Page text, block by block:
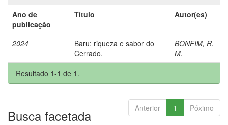
Ano de
publicação
Título Autor(es)
2024
Baru: riqueza e sabor do
Cerrado.
BONFIM, R.
M.
Resultado 1-1 de 1.
Anterior 1 Póximo
Busca facetada